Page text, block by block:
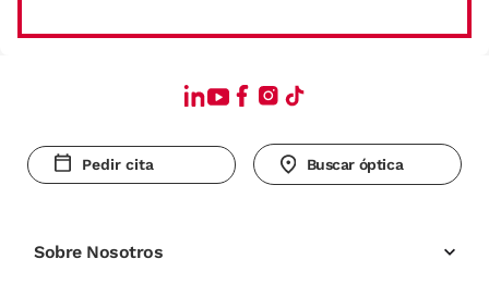
Pedir cita Buscar óptica
Sobre Nosotros